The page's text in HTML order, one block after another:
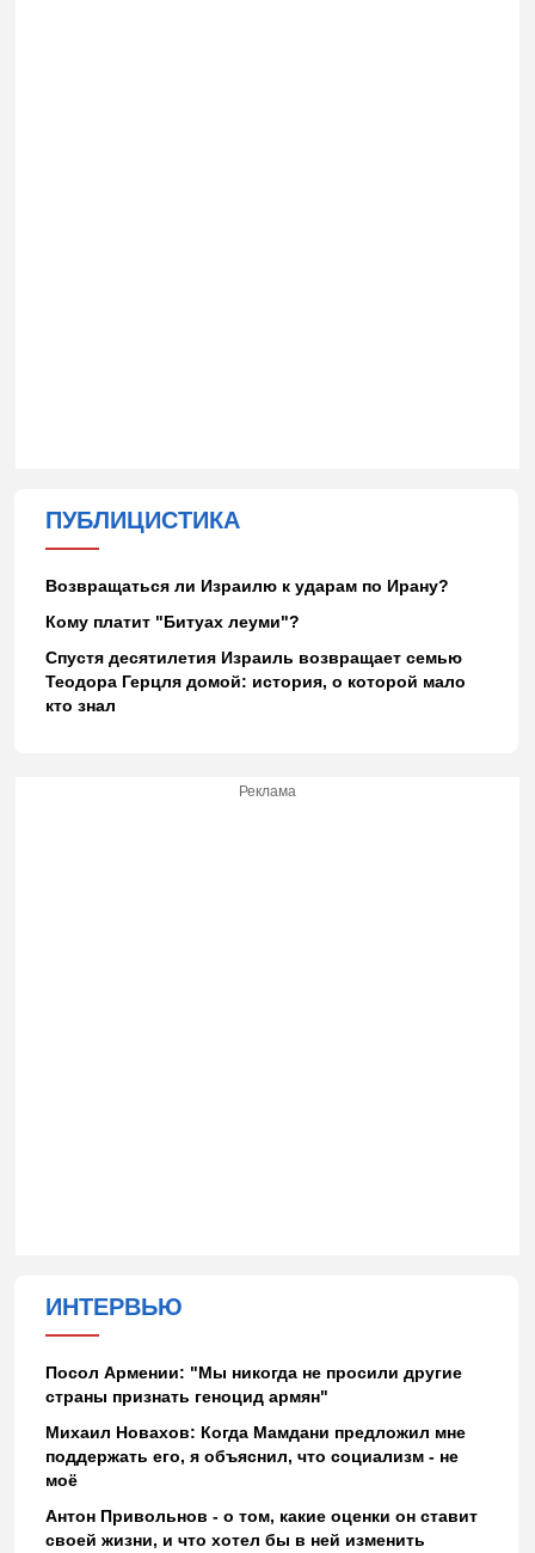
ПУБЛИЦИСТИКА
Возвращаться ли Израилю к ударам по Ирану?
Кому платит "Битуах леуми"?
Спустя десятилетия Израиль возвращает семью
Теодора Герцля домой: история, о которой мало
кто знал
Реклама
ИНТЕРВЬЮ
Посол Армении: "Мы никогда не просили другие
страны признать геноцид армян"
Михаил Новахов: Когда Мамдани предложил мне
поддержать его, я объяснил, что социализм - не
моё
Антон Привольнов - о том, какие оценки он ставит
своей жизни, и что хотел бы в ней изменить